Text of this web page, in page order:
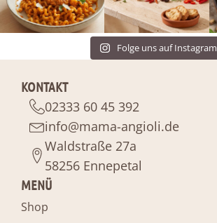
Folge uns auf Instagram
KONTAKT
02333 60 45 392
info@mama-angioli.de
Waldstraße 27a
58256 Ennepetal
MENÜ
Shop